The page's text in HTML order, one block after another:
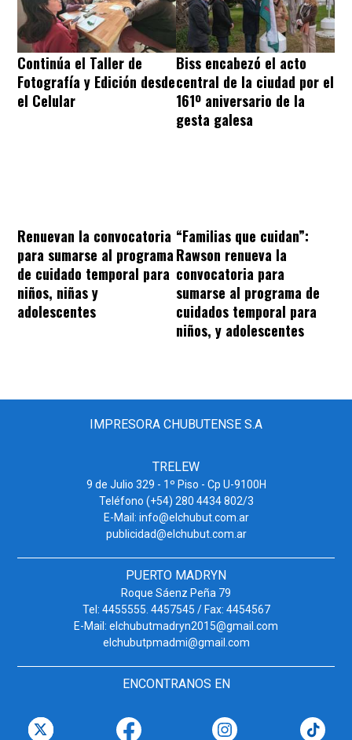
Continúa el Taller de
Fotografía y Edición desde
el Celular
Biss encabezó el acto
central de la ciudad por el
161º aniversario de la
gesta galesa
Renuevan la convocatoria
para sumarse al programa
de cuidado temporal para
niños, niñas y
adolescentes
“Familias que cuidan”:
Rawson renueva la
convocatoria para
sumarse al programa de
cuidados temporal para
niños, y adolescentes
IMPRESORA CHUBUTENSE S.A
TRELEW
9 de Julio 329 - 1º Piso - Cp U-9100H
Teléfono (+54) 280 4434 802/3
E-Mail: info@elchubut.com.ar
publicidad@elchubut.com.ar
PUERTO MADRYN
Roque Sáenz Peña 79
Tel: 4455555. 4457545 / Fax: 4454567
E-Mail: elchubutmadryn2015@gmail.com
elchubutpmadmi@gmail.com
ENCONTRANOS EN